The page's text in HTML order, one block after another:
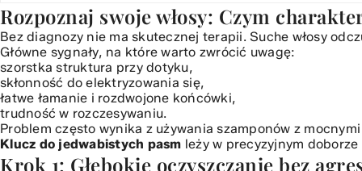
Rozpoznaj swoje włosy: Czym charakteryzuje się suchy
Krok 1: Głębokie oczyszczanie bez agresywnych
Krok 2: Intensywne nawilżenie i regeneracja olejkami
Krok 3: Zapobieganie utracie wody i ochrona termalna
Krok 4: Delikatne modelowanie i stylizacja na mokro
Krok 5: Regeneracja skóry głowy i masaże pobudzające
Rozpoznaj swoje włosy: Czym
Bez diagnozy nie ma skutecznej terapii. Suche włosy
Główne sygnały, na które warto zwrócić uwagę:
szorstka struktura przy dotyku,
skłonność do elektryzowania się,
łatwe łamanie i rozdwojone końcówki,
trudność w rozczesywaniu.
Problem często wynika z używania szamponów z
Klucz do jedwabistych pasm leży w precyzyjnym
Krok 1: Głębokie oczyszczanie bez